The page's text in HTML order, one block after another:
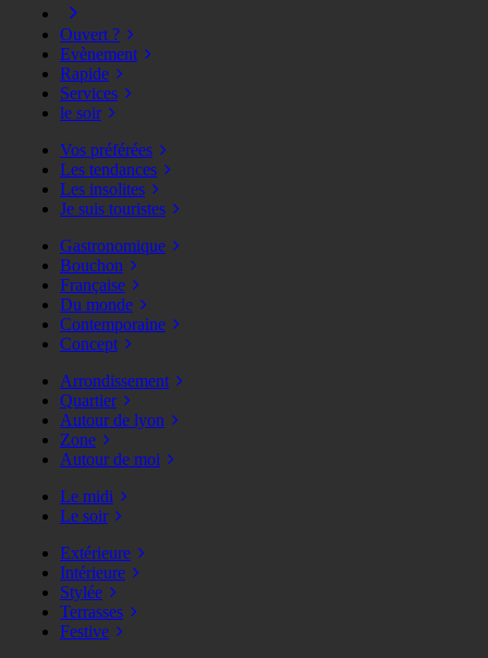
Ouvert ?
Evènement
Rapide
Services
le soir
Vos préférées
Les tendances
Les insolites
Je suis touristes
Gastronomique
Bouchon
Française
Du monde
Contemporaine
Concept
Arrondissement
Quartier
Autour de lyon
Zone
Autour de moi
Le midi
Le soir
Extérieure
Intérieure
Stylée
Terrasses
Festive